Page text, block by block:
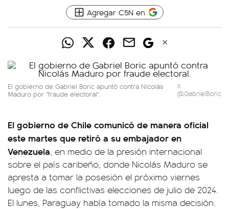
Agregar C5N en
El gobierno de Gabriel Boric apuntó contra Nicolás
Maduro por "fraude electoral".
X
@GabrielBoric
El gobierno de Chile comunicó de manera oficial
este martes que retiró a su embajador en
Venezuela, en medio de la presión internacional
sobre el país caribeño, donde Nicolás Maduro se
apresta a tomar la posesión el próximo viernes
luego de las conflictivas elecciones de julio de 2024.
El lunes, Paraguay había tomado la misma decisión.